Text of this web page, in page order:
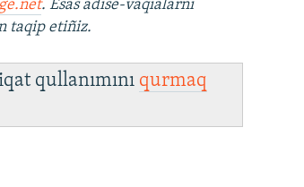
. Esas adise-vaqialarnı
taqip etiñiz.
qullanımını qurmaq